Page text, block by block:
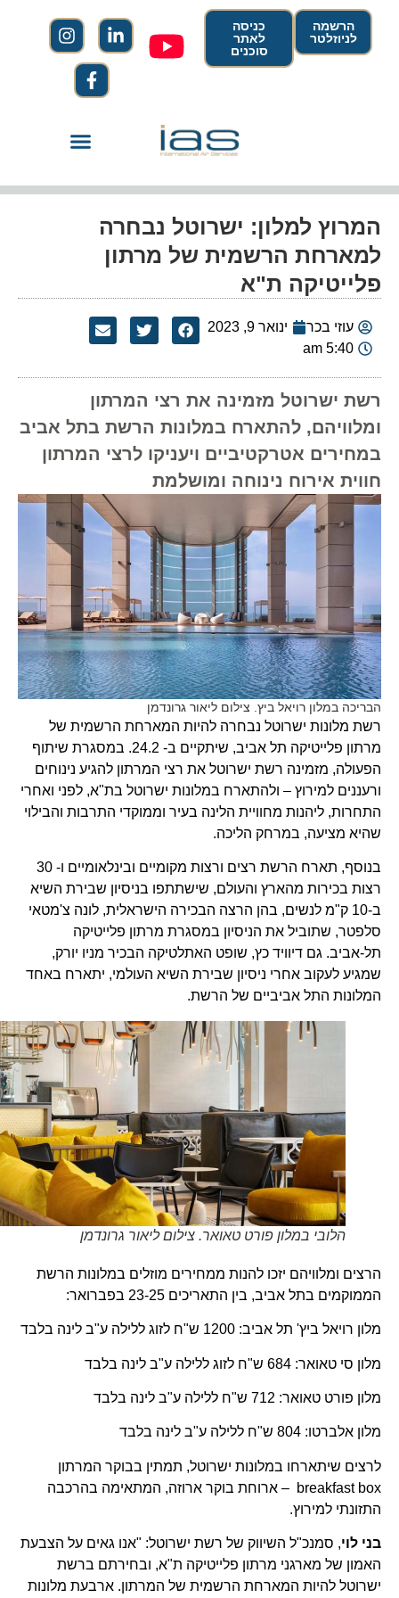
הרשמה
לניוזלטר
כניסה
לאתר
סוכנים
המרוץ למלון: ישרוטל נבחרה
למארחת הרשמית של מרתון
פלייטיקה ת"א
עוזי בכר
ינואר 9, 2023
5:40 am
רשת ישרוטל מזמינה את רצי המרתון
ומלוויהם, להתארח במלונות הרשת בתל אביב
במחירים אטרקטיביים ויעניקו לרצי המרתון
חווית אירוח נינוחה ומושלמת
הבריכה במלון רויאל ביץ. צילום ליאור גרונדמן
רשת מלונות ישרוטל נבחרה להיות המארחת הרשמית של
מרתון פלייטיקה תל אביב, שיתקיים ב- 24.2. במסגרת שיתוף
הפעולה, מזמינה רשת ישרוטל את רצי המרתון להגיע נינוחים
ורעננים למירוץ – ולהתארח במלונות ישרוטל בת"א, לפני ואחרי
התחרות, ליהנות מחוויית הלינה בעיר וממוקדי התרבות והבילוי
שהיא מציעה, במרחק הליכה.
בנוסף, תארח הרשת רצים ורצות מקומיים ובינלאומיים ו- 30
רצות בכירות מהארץ והעולם, שישתתפו בניסיון שבירת השיא
ב-10 ק"מ לנשים, בהן הרצה הבכירה הישראלית, לונה צ'מטאי
סלפטר, שתוביל את הניסיון במסגרת מרתון פלייטיקה
תל-אביב. גם דיוויד כץ, שופט האתלטיקה הבכיר מניו יורק,
שמגיע לעקוב אחרי ניסיון שבירת השיא העולמי, יתארח באחד
המלונות התל אביביים של הרשת.
הלובי במלון פורט טאואר. צילום ליאור גרונדמן
הרצים ומלוויהם יזכו להנות ממחירים מוזלים במלונות הרשת
הממוקמים בתל אביב, בין התאריכים 23-25 בפברואר:
מלון רויאל ביץ' תל אביב: 1200 ש"ח לזוג ללילה ע"ב לינה בלבד
מלון סי טאואר: 684 ש"ח לזוג ללילה ע"ב לינה בלבד
מלון פורט טאואר: 712 ש"ח ללילה ע"ב לינה בלבד
מלון אלברטו: 804 ש"ח ללילה ע"ב לינה בלבד
לרצים שיתארחו במלונות ישרוטל, תמתין בבוקר המרתון
breakfast box – ארוחת בוקר ארוזה, המתאימה בהרכבה
התזונתי למירוץ.
בני לוי , סמנכ"ל השיווק של רשת ישרוטל: "אנו גאים על הצבעת
האמון של מארגני מרתון פלייטיקה ת"א, ובחירתם ברשת
ישרוטל להיות המארחת הרשמית של המרתון. ארבעת מלונות